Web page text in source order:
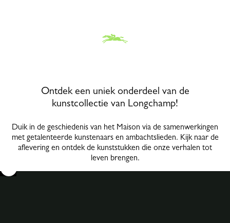
Ontdek een uniek onderdeel van de
kunstcollectie van Longchamp!
Duik in de geschiedenis van het Maison via de samenwerkingen
met getalenteerde kunstenaars en ambachtslieden. Kijk naar de
aflevering en ontdek de kunststukken die onze verhalen tot
leven brengen.